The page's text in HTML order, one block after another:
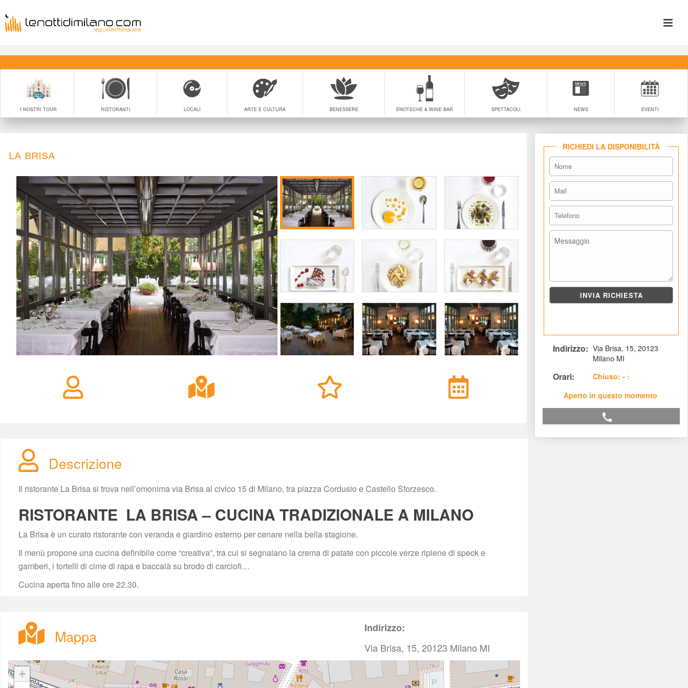
I NOSTRI TOUR RISTORANTI LOCALI ARTE E CULTURA BENESSERE ENOTECHE & WINE BAR SPETTACOLI NEWS EVENTI
La Brisa RICHIEDI LA DISPONIBILITÀ
Indirizzo: Via Brisa, 15, 20123
Milano MI
Orari:
Chiuso: - :
Aperto in questo momento
call
Descrizione
Il ristorante La Brisa si trova nell’omonima via Brisa al civico 15 di Milano, tra piazza Cordusio e Castello Sforzesco.
RISTORANTE LA BRISA – CUCINA TRADIZIONALE A MILANO
La Brisa è un curato ristorante con veranda e giardino esterno per cenare nella bella stagione.
Il menù propone una cucina definibile come “creativa”, tra cui si segnalano la crema di patate con piccole verze ripiene di speck e
gamberi, i tortelli di cime di rapa e baccalà su brodo di carciofi…
Cucina aperta fino alle ore 22.30.
Mappa
Indirizzo:
Via Brisa, 15, 20123 Milano MI
+